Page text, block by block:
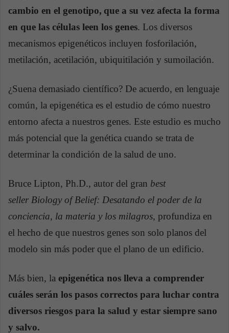
cambio en el genotipo, que a su vez afecta la forma
en que las células leen los genes. Los diversos
mecanismos epigenéticos incluyen fosforilación,
metilación, acetilación, ubiquitilación y sumoilación.
¿Suena demasiado científico? De acuerdo, en lenguaje
común, la epigenética es el estudio de cómo nuestro
entorno afecta a nuestros genes. Este estudio es mucho
más potencial que la genética cuando se trata de
determinar la condición de la salud de uno.
Bruce Lipton, Ph.D., autor del gran best
seller Biology of Belief: Desatando el poder de la
conciencia, la materia y los milagros, profundiza en
el hecho de que nuestros genes son solo planos del
modelo sin más poder que el plano de un edificio.
Más bien, la epigenética nos lleva a comprender
cuáles serán los pasos correctos para luchar contra
diversos riesgos para la salud y estar siempre sano
y salvo.